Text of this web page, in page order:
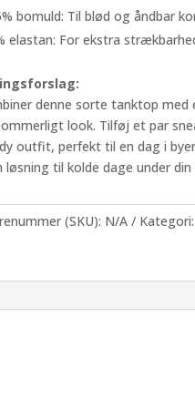
bomuld: Til blød og åndbar
elastan: For ekstra
denne sorte tanktop
look. Tilføj et par
outfit, perfekt til en dag i
løsning til kolde dage under din
(SKU): N/A Kategori: